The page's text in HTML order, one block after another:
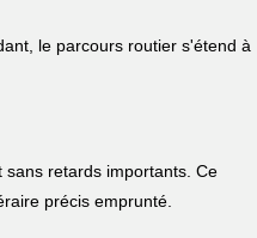
le parcours routier s'étend à
sans retards importants. Ce
précis emprunté.